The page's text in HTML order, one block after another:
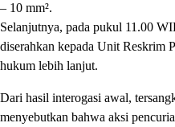
– 10 mm².
Selanjutnya, pada pukul 11.00
diserahkan kepada Unit Reskrim
hukum lebih lanjut.
Dari hasil interogasi awal,
menyebutkan bahwa aksi